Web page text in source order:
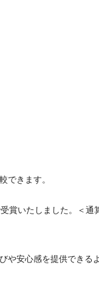
できます。
賞いたしました。＜
安心感を提供できる